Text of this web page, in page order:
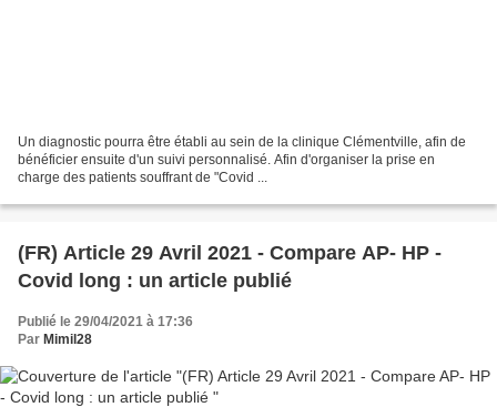
Un diagnostic pourra être établi au sein de la clinique Clémentville, afin de
bénéficier ensuite d'un suivi personnalisé. Afin d'organiser la prise en
charge des patients souffrant de "Covid ...
(FR) Article 29 Avril 2021 - Compare AP- HP -
Covid long : un article publié
Publié le 29/04/2021 à 17:36
Par Mimil28